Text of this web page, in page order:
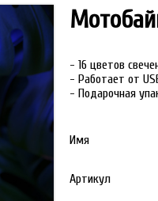
- 16 цветов
- Работает от
- Подарочная
Имя
Артикул